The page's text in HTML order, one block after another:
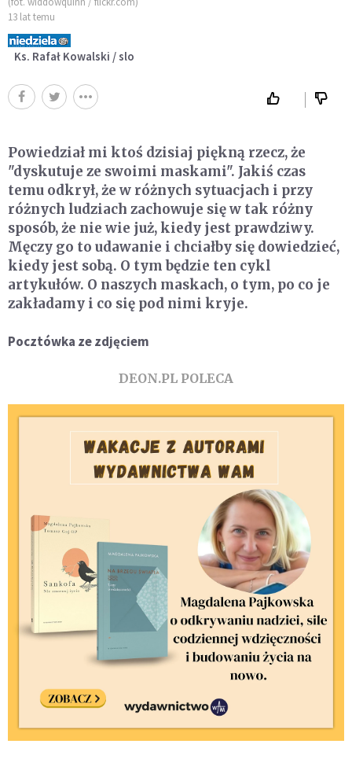
13 lat temu
Ks. Rafał Kowalski / slo
Powiedział mi ktoś dzisiaj piękną rzecz, że
"dyskutuje ze swoimi maskami". Jakiś czas
temu odkrył, że w różnych sytuacjach i przy
różnych ludziach zachowuje się w tak różny
sposób, że nie wie już, kiedy jest prawdziwy.
Męczy go to udawanie i chciałby się dowiedzieć,
kiedy jest sobą. O tym będzie ten cykl
artykułów. O naszych maskach, o tym, po co je
zakładamy i co się pod nimi kryje.
Pocztówka ze zdjęciem
DEON.PL POLECA